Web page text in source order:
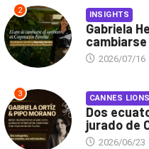
2 INSIGHTS
Gabriela
cambiarse
2026/07/16
3 CANNES
Dos
jurado de
2026/06/23